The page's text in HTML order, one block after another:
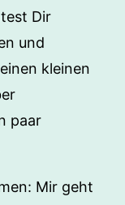
Dir
und
kleinen
paar
Mir geht